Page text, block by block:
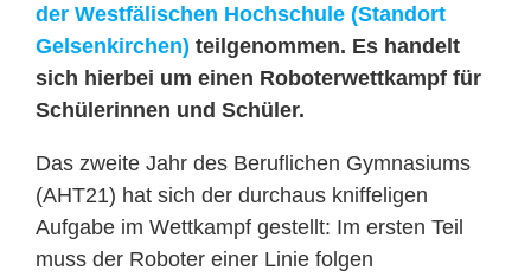
der Westfälischen Hochschule (Standort
Gelsenkirchen) teilgenommen. Es handelt
sich hierbei um einen Roboterwettkampf für
Schülerinnen und Schüler.
Das zweite Jahr des Beruflichen Gymnasiums
(AHT21) hat sich der durchaus kniffeligen
Aufgabe im Wettkampf gestellt: Im ersten Teil
muss der Roboter einer Linie folgen